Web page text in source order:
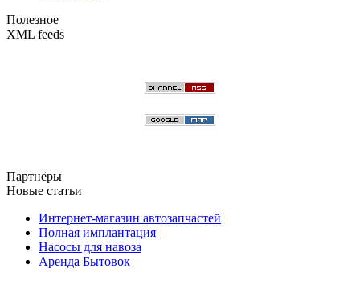
Полезное
XML feeds
Партнёры
Новые статьи
Интернет-магазин автозапчастей
Полная имплантация
Насосы для навоза
Аренда Бытовок